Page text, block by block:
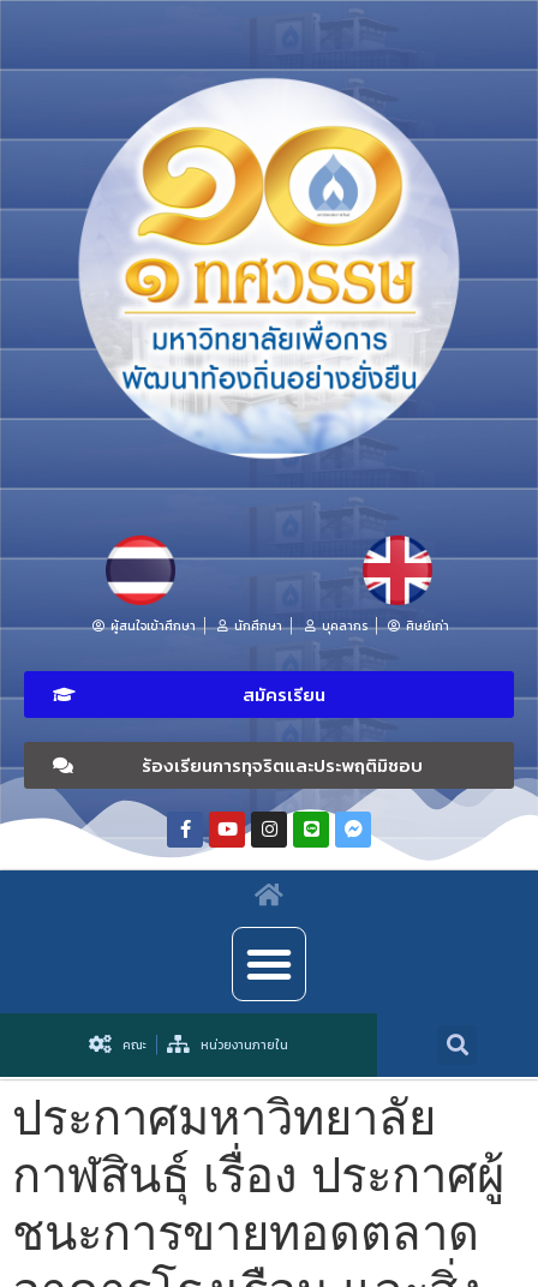
ผู้สนใจเข้าศึกษา นักศึกษา บุคลากร ศิษย์เก่า
สมัครเรียน
ร้องเรียนการทุจริตและประพฤติมิชอบ
คณะ หน่วยงานภายใน
ประกาศมหาวิทยาลัย
กาฬสินธุ์ เรื่อง ประกาศผู้
ชนะการขายทอดตลาด